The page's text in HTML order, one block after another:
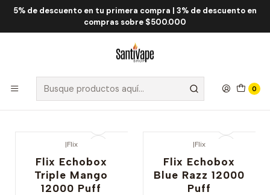
5% de descuento en tu primera compra | 3% de descuento en
compras sobre $500.000
0
Inicio Flix Flix Echobox 12.000 Puff
Flix Echobox 12.000 Puff
Filtros
|Flix
Flix Echobox
Triple Mango
12000 Puff
|Flix
Flix Echobox
Blue Razz 12000
Puff